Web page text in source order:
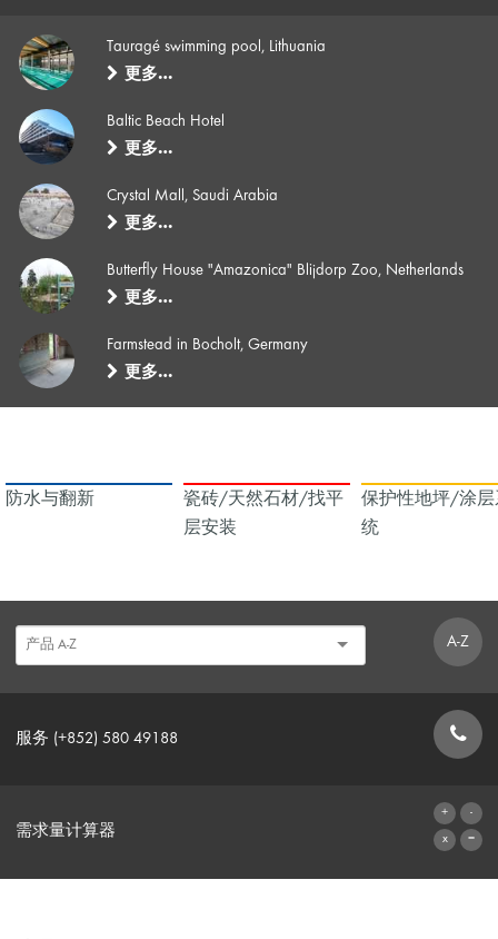
Tauragé swimming pool, Lithuania
更多…
Baltic Beach Hotel
更多…
Crystal Mall, Saudi Arabia
更多…
Butterfly House "Amazonica" Blijdorp Zoo, Netherlands
更多…
Farmstead in Bocholt, Germany
更多…
防水与翻新
瓷砖/天然石材/找平
层安装
保护性地坪/涂层
统
A-Z
服务 (+852) 580 49188
需求量计算器